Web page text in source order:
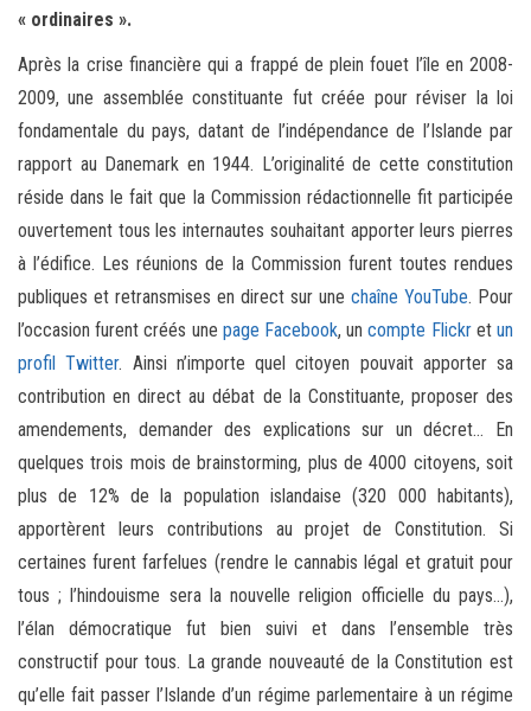
« ordinaires ».
Après la crise financière qui a frappé de plein fouet l’île en 2008-
2009, une assemblée constituante fut créée pour réviser la loi
fondamentale du pays, datant de l’indépendance de l’Islande par
rapport au Danemark en 1944. L’originalité de cette constitution
réside dans le fait que la Commission rédactionnelle fit participée
ouvertement tous les internautes souhaitant apporter leurs pierres
à l’édifice. Les réunions de la Commission furent toutes rendues
publiques et retransmises en direct sur une chaîne YouTube. Pour
l’occasion furent créés une page Facebook, uncompte Flickretun
profil Twitter. Ainsi n’importe quel citoyen pouvait apporter sa
contribution en direct au débat de la Constituante, proposer des
amendements, demander des explications sur un décret… En
quelques trois mois de brainstorming, plus de 4000 citoyens, soit
plus de 12% de la population islandaise (320 000 habitants),
apportèrent leurs contributions au projet de Constitution. Si
certaines furent farfelues (rendre le cannabis légal et gratuit pour
tous ; l’hindouisme sera la nouvelle religion officielle du pays…),
l’élan démocratique fut bien suivi et dans l’ensemble très
constructif pour tous. La grande nouveauté de la Constitution est
qu’elle fait passer l’Islande d’un régime parlementaire à un régime